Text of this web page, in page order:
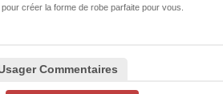
pour créer la forme de robe parfaite pour vous.
Commentaires